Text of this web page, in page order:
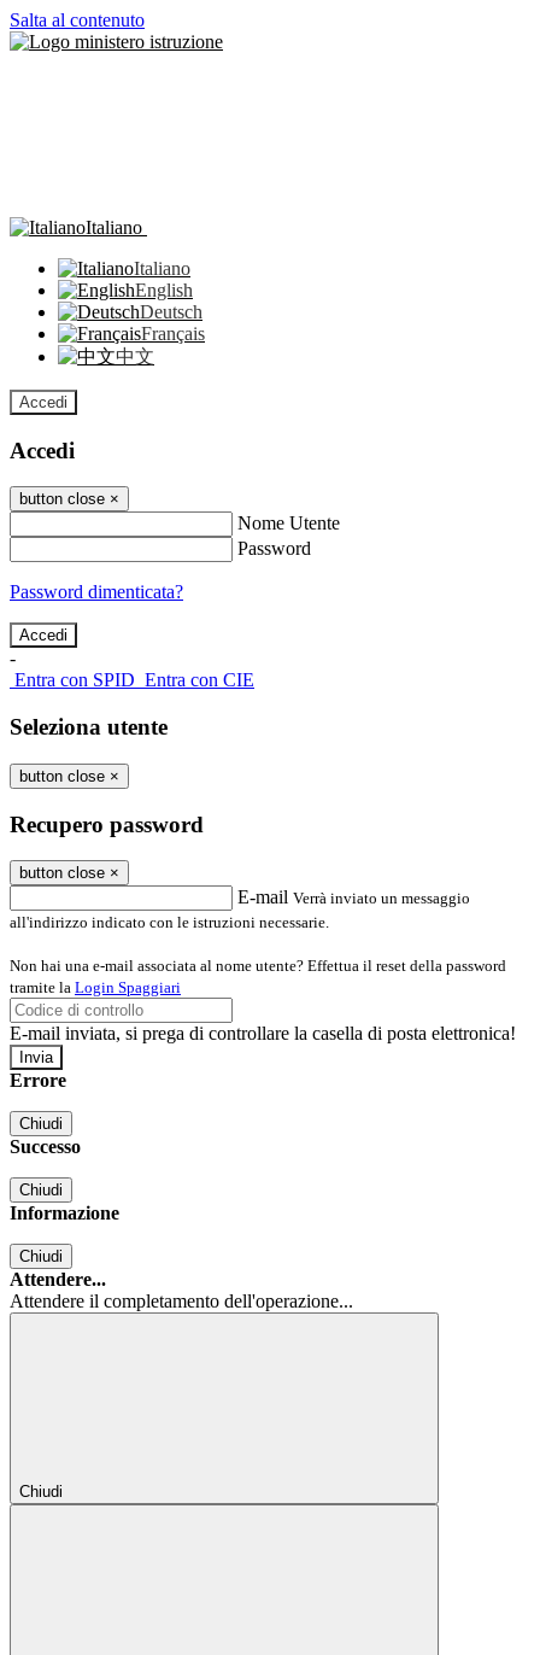
Salta al contenuto
Italiano
Italiano
English
Deutsch
Français
中文
Accedi
Accedi
button close ×
Nome Utente
Password
Password dimenticata?
-
Entra con SPID Entra con CIE
Seleziona utente
button close ×
Recupero password
button close ×
E-mail Verrà inviato un messaggio
all'indirizzo indicato con le istruzioni necessarie.
Non hai una e-mail associata al nome utente? Effettua il reset della password
tramite la Login Spaggiari
E-mail inviata, si prega di controllare la casella di posta elettronica!
Errore
Chiudi
Successo
Chiudi
Informazione
Chiudi
Attendere...
Attendere il completamento dell'operazione...
Chiudi